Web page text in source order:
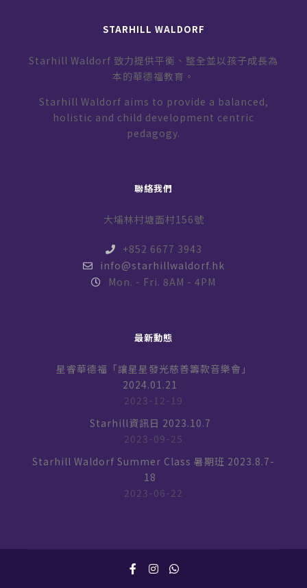
STARHILL WALDORF
Starhill Waldorf 致力提供平衡、整全並以孩子成長為
本的華德福教育。
Starhill Waldorf aims to provide a balanced,
holistic and child development centric
pedagogy.
聯絡我們
大埔林村塘面村156號
+852 6677 3943
info@starhillwaldorf.hk
Mon. - Fri. 8AM - 4PM
最新動態
星睿華德福「讓星星發光慈善籌款音樂會」
2024.01.21
2023-12-19
Starhill資訊日 2023.10.7
2023-09-25
Starhill Waldorf Summer Class 暑期班 2023.8.7-
18
2023-06-22